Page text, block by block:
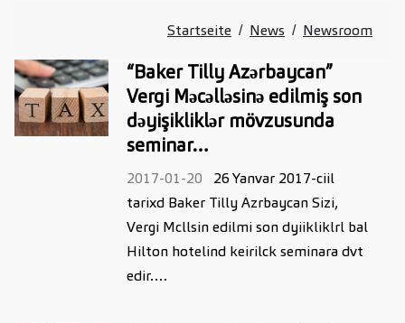
Startseite / News / Newsroom
“Baker Tilly Azərbaycan”
Vergi Məcəlləsinə edilmiş son
dəyişikliklər mövzusunda
seminar…
2017-01-20
26 Yanvar 2017-ciil
tarixd Baker Tilly Azrbaycan Sizi,
Vergi Mcllsin edilmi son dyiikliklrl bal
Hilton hotelind keirilck seminara dvt
edir.…